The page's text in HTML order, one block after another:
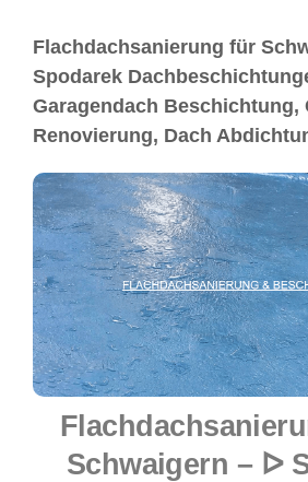
Flachdachsanierung für
Spodarek
Garagendach Beschichtung,
Renovierung, Dach
Schwaigern – ᐅ